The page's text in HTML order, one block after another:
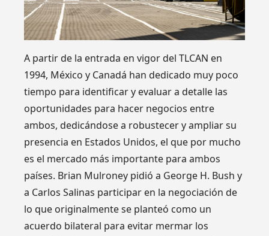
A partir de la entrada en vigor del TLCAN en
1994, México y Canadá han dedicado muy poco
tiempo para identificar y evaluar a detalle las
oportunidades para hacer negocios entre
ambos, dedicándose a robustecer y ampliar su
presencia en Estados Unidos, el que por mucho
es el mercado más importante para ambos
países. Brian Mulroney pidió a George H. Bush y
a Carlos Salinas participar en la negociación de
lo que originalmente se planteó como un
acuerdo bilateral para evitar mermar los